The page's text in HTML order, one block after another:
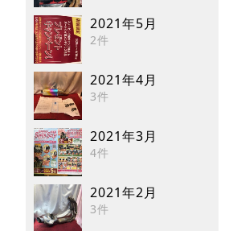
2021年5月
2件
2021年4月
3件
2021年3月
4件
2021年2月
3件